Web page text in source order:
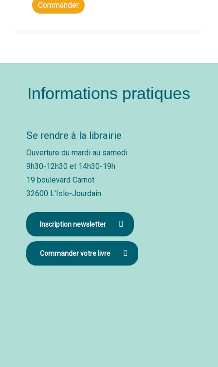
Commander
Informations pratiques
Se rendre à la librairie
Ouverture du mardi au samedi
9h30-12h30 et 14h30-19h
19 boulevard Carnot
32600 L’Isle-Jourdain
Inscription newsletter
Commander votre livre